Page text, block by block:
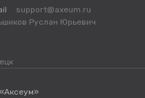
support@axeum.ru
Руслан Юрьевич